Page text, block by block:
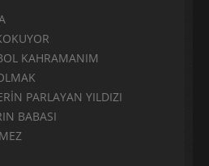
KAHRAMANIM
PARLAYAN YILDIZI
BABASI